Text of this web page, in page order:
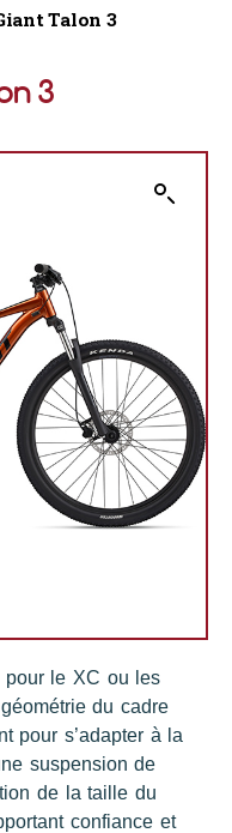
Talon 3
3
pour le XC ou les
du cadre
pour s’adapter à la
suspension de
de la taille du
confiance et